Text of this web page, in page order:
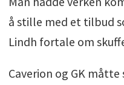
å stille med et tilbud
Lindh fortale om
Caverion og GK